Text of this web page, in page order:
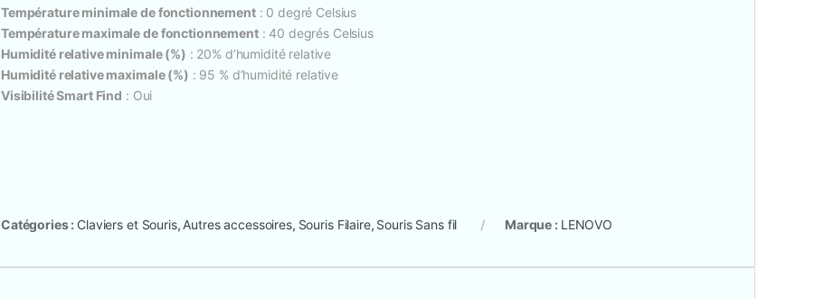
Température minimale de fonctionnement: 0 degré Celsius
Température maximale de fonctionnement: 40 degrés Celsius
Humidité relative minimale (%) : 20% d’humidité relative
Humidité relative maximale (%) : 95 % d’humidité relative
Visibilité Smart Find : Oui
Catégories : Claviers et Souris, Autres accessoires, Souris Filaire, Souris Sans fil Marque : LENOVO